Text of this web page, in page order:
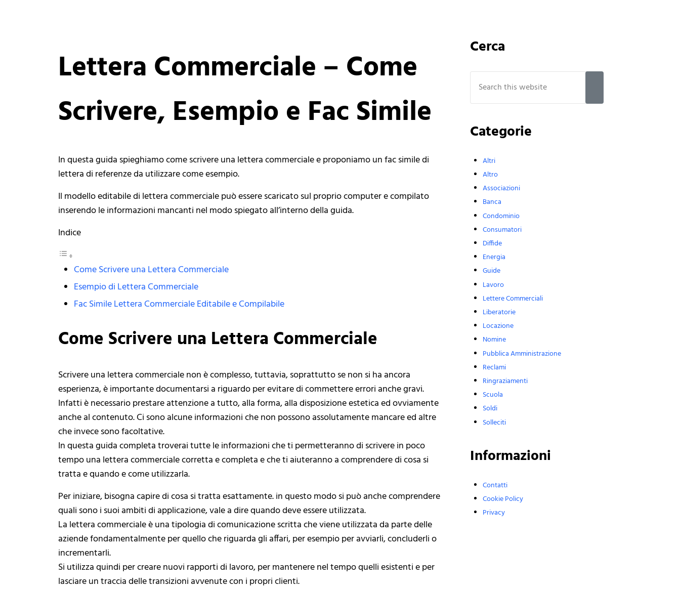
Lettera Commerciale – Come
Scrivere, Esempio e Fac Simile
In questa guida spieghiamo come scrivere una lettera commerciale e proponiamo un fac simile di
lettera di referenze da utilizzare come esempio.
Il modello editabile di lettera commerciale può essere scaricato sul proprio computer e compilato
inserendo le informazioni mancanti nel modo spiegato all’interno della guida.
Indice
Come Scrivere una Lettera Commerciale
Esempio di Lettera Commerciale
Fac Simile Lettera Commerciale Editabile e Compilabile
Come Scrivere una Lettera Commerciale
Scrivere una lettera commerciale non è complesso, tuttavia, soprattutto se non si ha ancora
esperienza, è importante documentarsi a riguardo per evitare di commettere errori anche gravi.
Infatti è necessario prestare attenzione a tutto, alla forma, alla disposizione estetica ed ovviamente
anche al contenuto. Ci sono alcune informazioni che non possono assolutamente mancare ed altre
che invece sono facoltative.
In questa guida completa troverai tutte le informazioni che ti permetteranno di scrivere in poco
tempo una lettera commerciale corretta e completa e che ti aiuteranno a comprendere di cosa si
tratta e quando e come utilizzarla.
Per iniziare, bisogna capire di cosa si tratta esattamente. in questo modo si può anche comprendere
quali sono i suoi ambiti di applicazione, vale a dire quando deve essere utilizzata.
La lettera commerciale è una tipologia di comunicazione scritta che viene utilizzata da parte delle
aziende fondamentalmente per quello che riguarda gli affari, per esempio per avviarli, concluderli o
incrementarli.
Si utilizza quindi per creare nuovi rapporti di lavoro, per mantenere nel tempo quelli esistenti e per
lasciare un traccia delle transizioni avvenute con i propri clienti.
Sidebar
Cerca
Search this website
Categorie
Altri
Altro
Associazioni
Banca
Condominio
Consumatori
Diffide
Energia
Guide
Lavoro
Lettere Commerciali
Liberatorie
Locazione
Nomine
Pubblica Amministrazione
Reclami
Ringraziamenti
Scuola
Soldi
Solleciti
Informazioni
Contatti
Cookie Policy
Privacy